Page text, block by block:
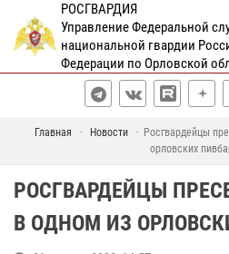
РОСГВАРДИЯ
Управление Федеральной
национальной гвардии
Федерации по Орловской
Главная Новости
Росгвардейцы
орловских
РОСГВАРДЕЙЦЫ
В ОДНОМ ИЗ